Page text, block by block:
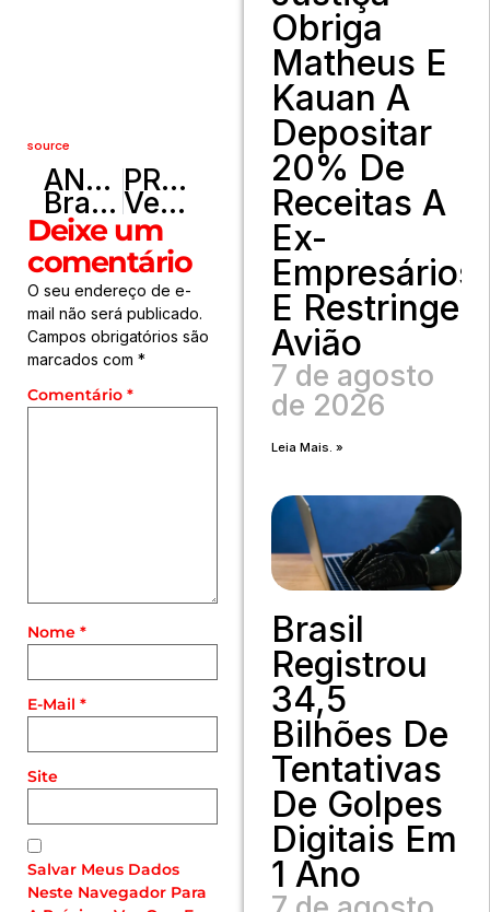
source
ANTERIOR
Brasil e Reino Unido firmam protocolo para punir tráfico de pessoas
PRÓXIMO
Ventania, tempestade e correria: show de Alok é interrompido em cruzeiro
Deixe um
comentário
O seu endereço de e-
mail não será publicado.
Campos obrigatórios são
marcados com *
Comentário *
Nome *
E-Mail *
Site
Salvar Meus Dados
Neste Navegador Para
Obriga
Matheus E
Kauan A
Depositar
20% De
Receitas A
Ex-
Empresários
E Restringe
Avião
7 de agosto
de 2026
Leia Mais. »
Brasil
Registrou
34,5
Bilhões De
Tentativas
De Golpes
Digitais Em
1 Ano